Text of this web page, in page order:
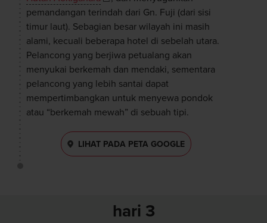
pemandangan terindah dari Gn. Fuji (dari sisi
timur laut). Sebagian besar wilayah ini masih
alami, kecuali beberapa hotel di sebelah utara.
Pelancong yang berjiwa petualang akan
menyukai berkemah dan mendaki, sementara
pelancong yang lebih santai dapat
mempertimbangkan untuk menyewa pondok
atau “berkemah mewah” di sebuah tipi.
LIHAT PADA PETA GOOGLE
hari 3